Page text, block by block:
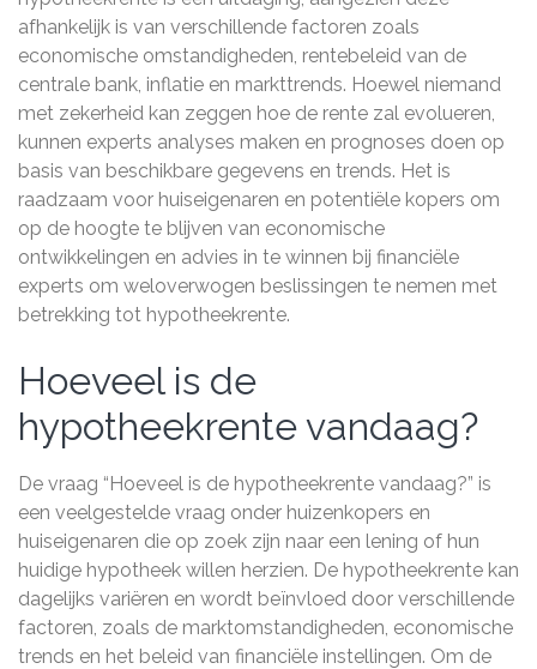
afhankelijk is van verschillende factoren zoals
economische omstandigheden, rentebeleid van de
centrale bank, inflatie en markttrends. Hoewel niemand
met zekerheid kan zeggen hoe de rente zal evolueren,
kunnen experts analyses maken en prognoses doen op
basis van beschikbare gegevens en trends. Het is
raadzaam voor huiseigenaren en potentiële kopers om
op de hoogte te blijven van economische
ontwikkelingen en advies in te winnen bij financiële
experts om weloverwogen beslissingen te nemen met
betrekking tot hypotheekrente.
Hoeveel is de
hypotheekrente vandaag?
De vraag “Hoeveel is de hypotheekrente vandaag?” is
een veelgestelde vraag onder huizenkopers en
huiseigenaren die op zoek zijn naar een lening of hun
huidige hypotheek willen herzien. De hypotheekrente kan
dagelijks variëren en wordt beïnvloed door verschillende
factoren, zoals de marktomstandigheden, economische
trends en het beleid van financiële instellingen. Om de